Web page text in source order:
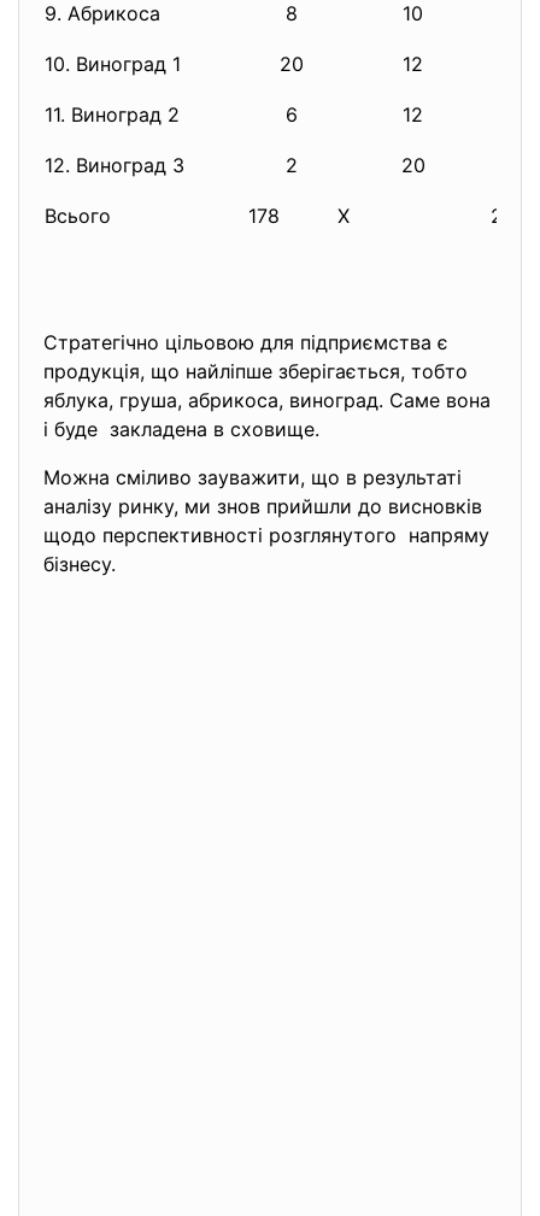
9. Абрикоса 8 10
10. Виноград 1 20 12
11. Виноград 2 6 12
12. Виноград 3 2 20
Всього 178 Х 2007
Стратегічно цільовою для підприємства є
продукція, що найліпше зберігається, тобто
яблука, груша, абрикоса, виноград. Саме вона
і буде закладена в сховище.
Можна сміливо зауважити, що в результаті
аналізу ринку, ми знов прийшли до висновків
щодо перспективності розглянутого напряму
бізнесу.